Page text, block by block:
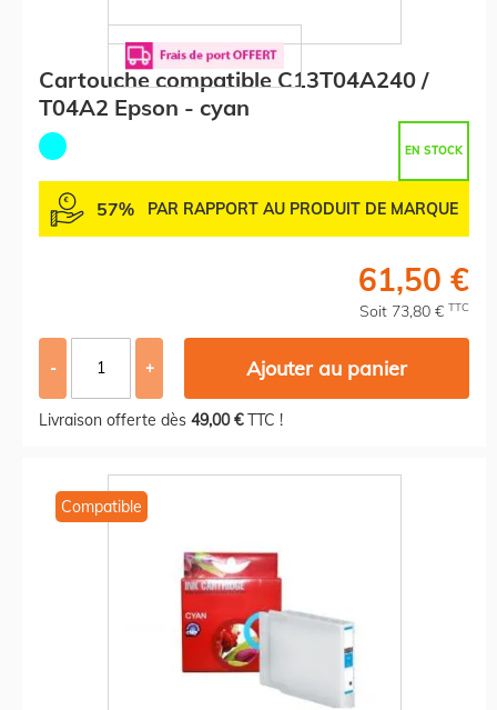
Cartouche compatible C13T04A240 /
T04A2 Epson - cyan
EN STOCK
57% PAR RAPPORT AU PRODUIT DE MARQUE
61,50 €
Soit 73,80 € TTC
- + Ajouter au panier
Livraison offerte dès 49,00 €TTC !
Compatible